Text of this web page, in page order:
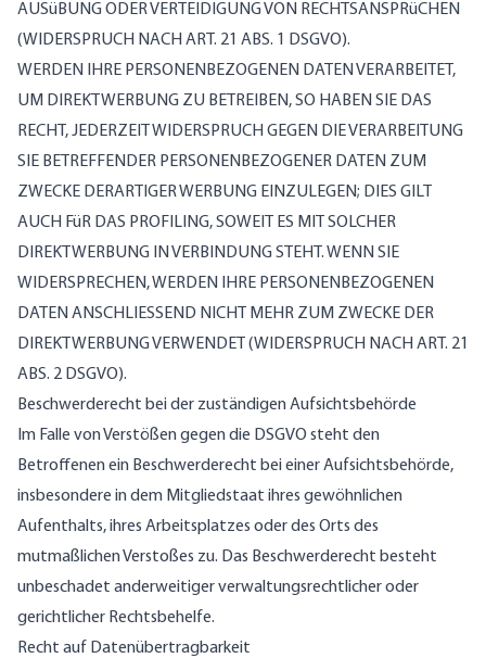
AUSüBUNG ODER VERTEIDIGUNG VON RECHTSANSPRüCHEN
(WIDERSPRUCH NACH ART. 21 ABS. 1 DSGVO).
WERDEN IHRE PERSONENBEZOGENEN DATEN VERARBEITET,
UM DIREKTWERBUNG ZU BETREIBEN, SO HABEN SIE DAS
RECHT, JEDERZEIT WIDERSPRUCH GEGEN DIE VERARBEITUNG
SIE BETREFFENDER PERSONENBEZOGENER DATEN ZUM
ZWECKE DERARTIGER WERBUNG EINZULEGEN; DIES GILT
AUCH FüR DAS PROFILING, SOWEIT ES MIT SOLCHER
DIREKTWERBUNG IN VERBINDUNG STEHT. WENN SIE
WIDERSPRECHEN, WERDEN IHRE PERSONENBEZOGENEN
DATEN ANSCHLIESSEND NICHT MEHR ZUM ZWECKE DER
DIREKTWERBUNG VERWENDET (WIDERSPRUCH NACH ART. 21
ABS. 2 DSGVO).
Beschwerde­recht bei der zuständigen Aufsichts­behörde
Im Falle von Verstößen gegen die DSGVO steht den
Betroffenen ein Beschwerderecht bei einer Aufsichtsbehörde,
insbesondere in dem Mitgliedstaat ihres gewöhnlichen
Aufenthalts, ihres Arbeitsplatzes oder des Orts des
mutmaßlichen Verstoßes zu. Das Beschwerderecht besteht
unbeschadet anderweitiger verwaltungsrechtlicher oder
gerichtlicher Rechtsbehelfe.
Recht auf Daten­übertrag­barkeit